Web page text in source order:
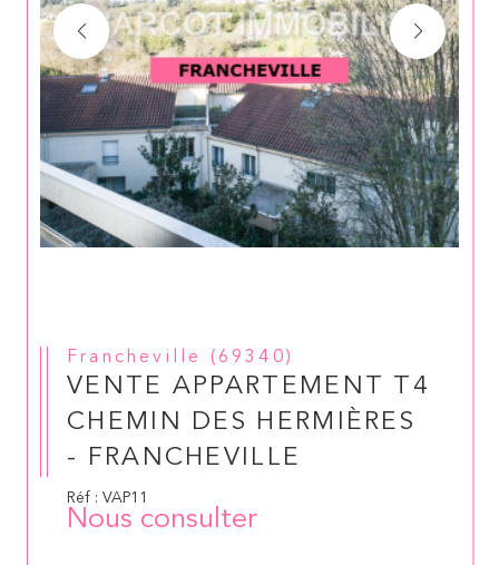
Francheville (69340)
VENTE APPARTEMENT T4
CHEMIN DES HERMIÈRES
- FRANCHEVILLE
Réf : VAP11
Nous consulter